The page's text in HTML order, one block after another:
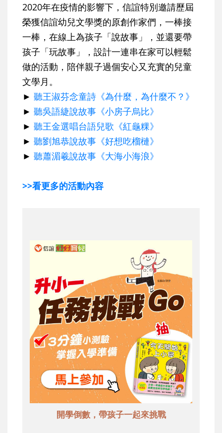
2020年在疫情的影響下，信誼特別邀請歷屆
榮獲信誼幼兒文學獎的原創作家們，一棒接
一棒，在線上為孩子「說故事」，並還要帶
孩子「玩故事」，設計一連串在家可以輕鬆
做的活動，陪伴親子過個安心又充實的兒童
文學月。
► 聽王淑芬念童詩《為什麼，為什麼不？》
► 聽吳語緁說故事《小房子烏比》
► 聽王金選唱台語兒歌《紅龜粿》
► 聽劉旭恭說故事《好想吃榴槤》
► 聽蕭湄羲說故事《大海小海浪》
>>看更多的活動內容
開學倒數，帶孩子一起來挑戰